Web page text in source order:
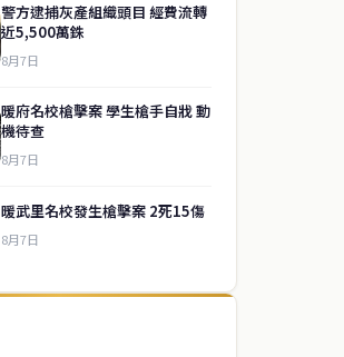
警方逮捕灰產組織頭目 經費流轉
近5,500萬銖
8月7日
暖府名校槍擊案 學生槍手自戕 動
機待查
8月7日
暖武里名校發生槍擊案 2死15傷
8月7日